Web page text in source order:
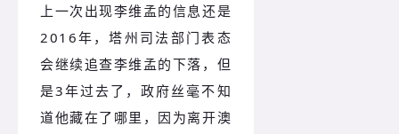
上一次出现李维孟的信息还是
2016年，塔州司法部门表态
会继续追查李维孟的下落，但
是3年过去了，政府丝毫不知
道他藏在了哪里，因为离开澳